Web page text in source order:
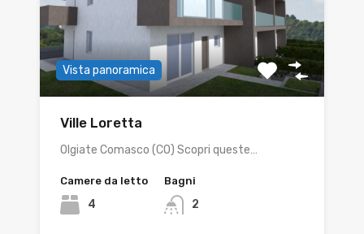
Vista panoramica
Ville Loretta
Olgiate Comasco (CO) Scopri queste…
Camere da letto
4
Bagni
2